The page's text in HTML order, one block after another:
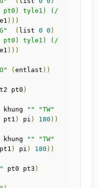
pt0) tyle1) (/
)))
( list 0 0 )
pt0) tyle1) (/
)))
(entlast ))
pt0 )
khung ""
"TW"
pt1 ) pi ) 180 ))
khung ""
"TW"
) pi ) 180 ))
pt0 pt3 )